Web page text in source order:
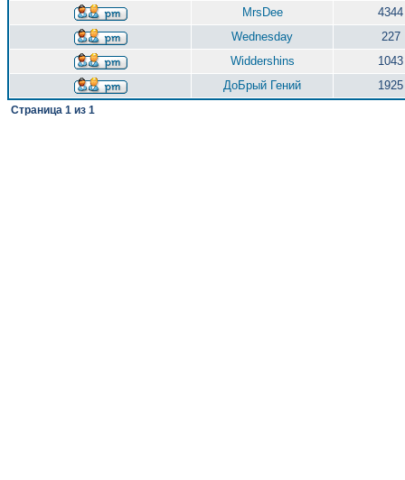
MrsDee
4344
Wednesday
227
Widdershins
1043
ДоБрый Гений
1925
Страница 1 из 1